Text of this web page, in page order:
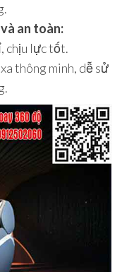
an toàn:
chịu lực tốt.
thông minh, dễ sử